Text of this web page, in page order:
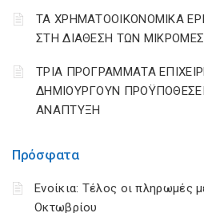
Πρόσφατα
Ενοίκια: Τέλος οι πληρωμές
Οκτωβρίου
ΤΑ ΧΡΗΜΑΤΟΟΙΚΟΝΟΜΙΚΑ
ΣΤΗ ΔΙΑΘΕΣΗ ΤΩΝ
ΤΡΙΑ ΠΡΟΓΡΑΜΜΑΤΑ
ΔΗΜΙΟΥΡΓΟΥΝ
ΑΝΑΠΤΥΞΗ